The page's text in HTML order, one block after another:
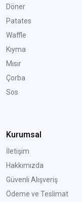
Döner
Patates
Waffle
Kıyma
Mısır
Çorba
Sos
Kurumsal
İletişim
Hakkımızda
Güvenli Alışveriş
Ödeme ve Teslimat